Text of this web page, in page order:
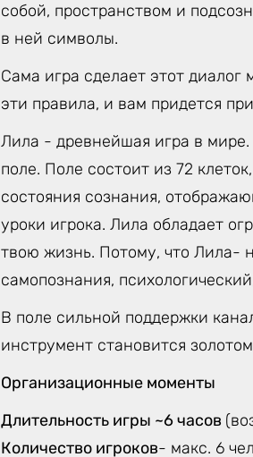
собой, пространством и
в ней символы.
Сама игра сделает этот
эти правила, и вам придется
Лила - древнейшая игра в
поле. Поле состоит из 72
состояния сознания,
уроки игрока. Лила обладает
твою жизнь. Потому, что Лила-
самопознания,
В поле сильной поддержки
инструмент становится
Организационные моменты
Длительность игры ~6 часов
Количество игроков- макс. 6